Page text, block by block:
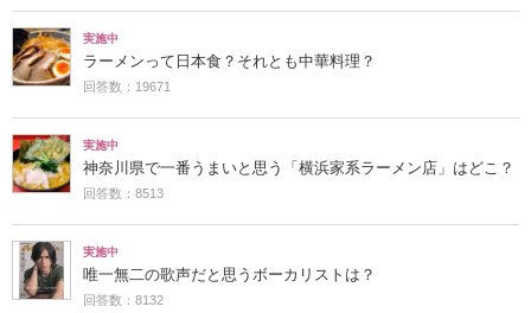
実施中
ラーメンって日本食？それとも中華料理？
回答数：19671
実施中
神奈川県で一番うまいと思う「横浜家系ラーメン店」はどこ？
回答数：8513
実施中
唯一無二の歌声だと思うボーカリストは？
回答数：8132